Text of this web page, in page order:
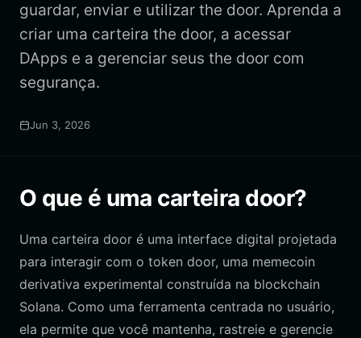
guardar, enviar e utilizar the door. Aprenda a
criar uma carteira the door, a acessar
DApps e a gerenciar seus the door com
segurança.
Jun 3, 2026
O que é uma carteira door?
Uma carteira door é uma interface digital projetada
para interagir com o token door, uma memecoin
derivativa experimental construída na blockchain
Solana. Como uma ferramenta centrada no usuário,
ela permite que você mantenha, rastreie e gerencie